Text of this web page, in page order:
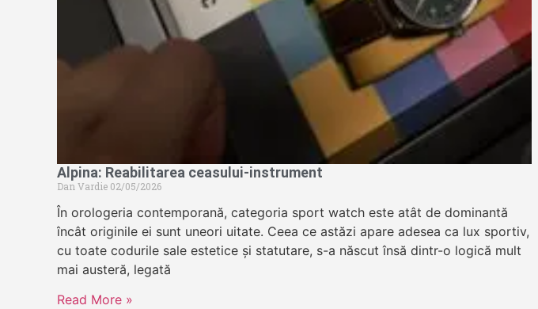
Alpina: Reabilitarea ceasului-instrument
Dan Vardie 02/05/2026
În orologeria contemporană, categoria sport watch este atât de dominantă
încât originile ei sunt uneori uitate. Ceea ce astăzi apare adesea ca lux sportiv,
cu toate codurile sale estetice și statutare, s-a născut însă dintr-o logică mult
mai austeră, legată
Read More »